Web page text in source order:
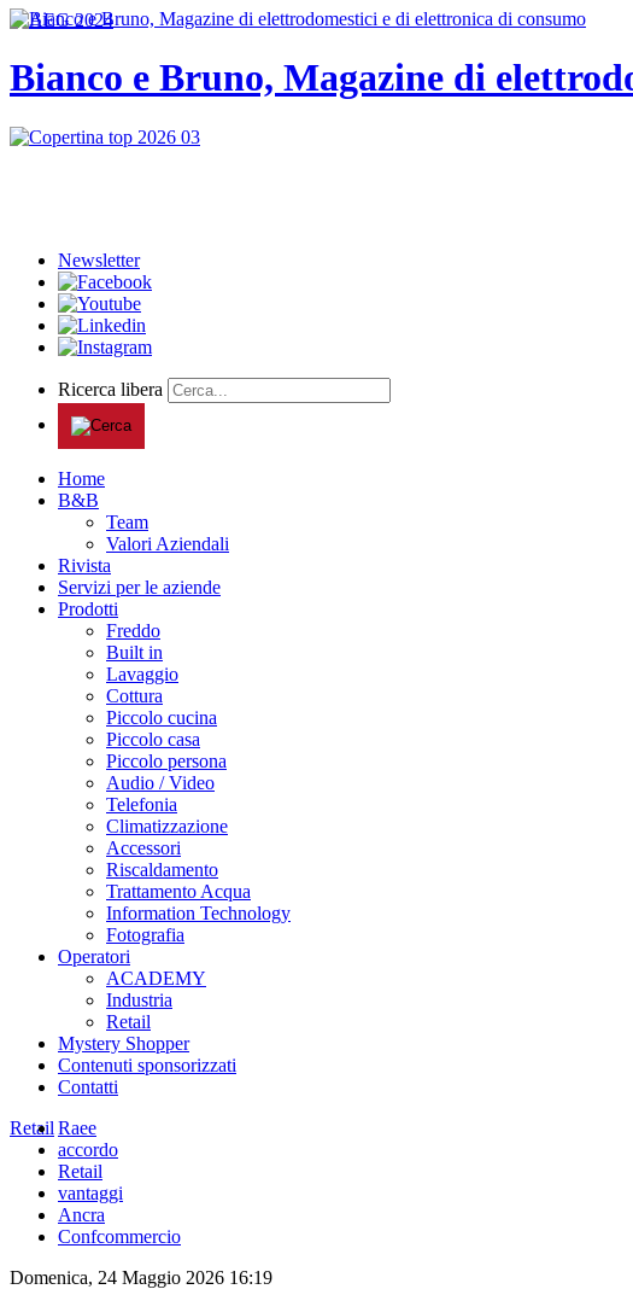
Bianco e Bruno, Magazine di
Newsletter
Ricerca libera
Home
B&B
Team
Valori Aziendali
Rivista
Servizi per le aziende
Prodotti
Freddo
Built in
Lavaggio
Cottura
Piccolo cucina
Piccolo casa
Piccolo persona
Audio / Video
Telefonia
Climatizzazione
Accessori
Riscaldamento
Trattamento Acqua
Information Technology
Fotografia
Operatori
ACADEMY
Industria
Retail
Mystery Shopper
Contenuti sponsorizzati
Contatti
Retail Raee
accordo
Retail
vantaggi
Ancra
Confcommercio
Domenica, 24 Maggio 2026 16:19